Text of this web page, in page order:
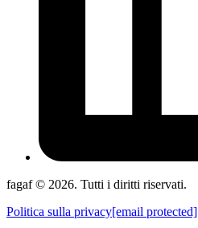
fagaf © 2026. Tutti i diritti riservati.
Politica sulla privacy[email protected]